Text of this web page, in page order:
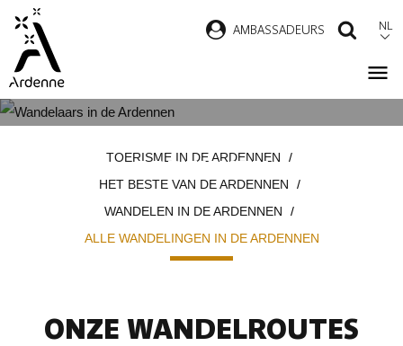
Overslaan
naar
inhoud
AMBASSADEURS NL
ARDENNEN
TOERISME IN DE ARDENNEN
HET BESTE VAN DE ARDENNEN
WANDELEN IN DE ARDENNEN
ALLE WANDELINGEN IN DE ARDENNEN
ONZE WANDELROUTES